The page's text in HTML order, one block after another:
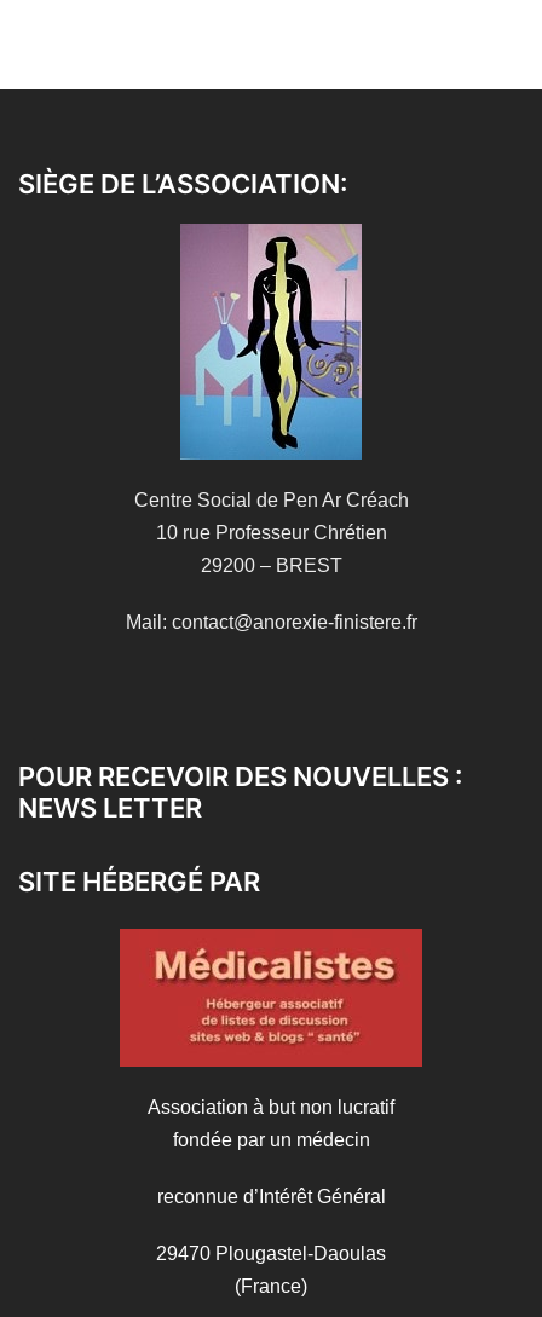
SIÈGE DE L’ASSOCIATION:
Centre Social de Pen Ar Créach
10 rue Professeur Chrétien
29200 – BREST
Mail: contact@anorexie-finistere.fr
POUR RECEVOIR DES NOUVELLES :
NEWS LETTER
SITE HÉBERGÉ PAR
Association à but non lucratif
fondée par un médecin
reconnue d’Intérêt Général
29470 Plougastel-Daoulas
(France)